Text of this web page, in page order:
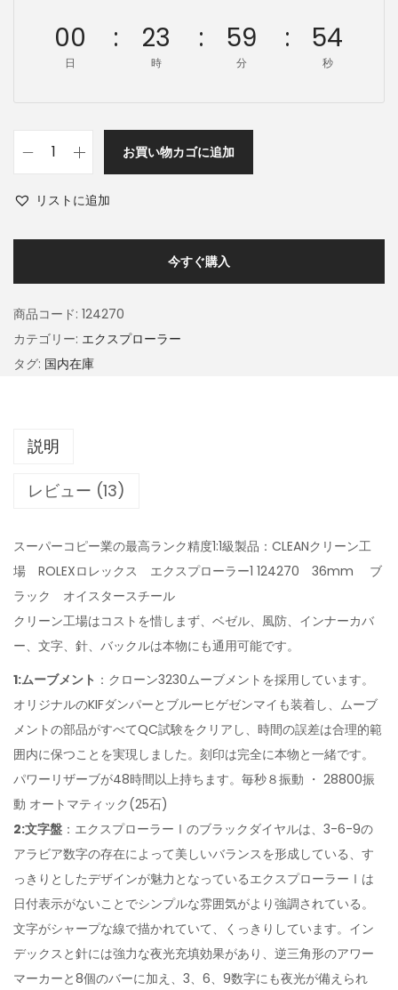
00
日
23
時
59
分
54
秒
お買い物カゴに追加
リストに追加
今すぐ購入
商品コード: 124270
カテゴリー: エクスプローラー
タグ: 国内在庫
説明
レビュー (13)
スーパーコピー業の最高ランク精度1:1級製品：CLEANクリーン工
場 ROLEXロレックス エクスプローラー1 124270 36mm ブ
ラック オイスタースチール
クリーン工場はコストを惜しまず、ベゼル、風防、インナーカバ
ー、文字、針、バックルは本物にも通用可能です。
1:ムーブメント ：クローン3230ムーブメントを採用しています。
オリジナルのKIFダンパーとブルーヒゲゼンマイも装着し、ムーブ
メントの部品がすべてQC試験をクリアし、時間の誤差は合理的範
囲内に保つことを実現しました。刻印は完全に本物と一緒です。
パワーリザーブが48時間以上持ちます。毎秒８振動 ・ 28800振
動 オートマティック(25石)
2:文字盤 ：エクスプローラーⅠのブラックダイヤルは、3-6-9の
アラビア数字の存在によって美しいバランスを形成している、す
っきりとしたデザインが魅力となっているエクスプローラーⅠは
日付表示がないことでシンプルな雰囲気がより強調されている。
文字がシャープな線で描かれていて、くっきりしています。イン
デックスと針には強力な夜光充填効果があり、逆三角形のアワー
マーカーと8個のバーに加え、3、6、9数字にも夜光が備えられ